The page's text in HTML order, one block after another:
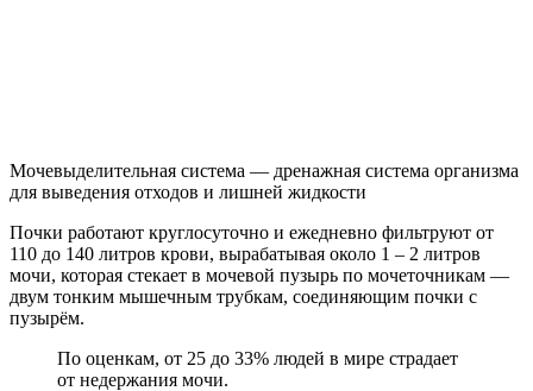
Мочевыделительная система — дренажная система организма
для выведения отходов и лишней жидкости
Почки работают круглосуточно и ежедневно фильтруют от
110 до 140 литров крови, вырабатывая около 1 – 2 литров
мочи, которая стекает в мочевой пузырь по мочеточникам —
двум тонким мышечным трубкам, соединяющим почки с
пузырём.
По оценкам, от 25 до 33% людей в мире страдает
от недержания мочи.